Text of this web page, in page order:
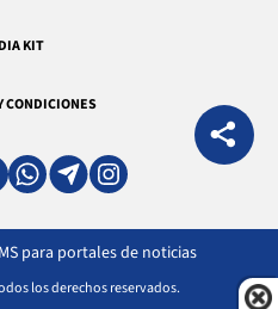
KIT
CONDICIONES
para portales de noticias
los derechos reservados.